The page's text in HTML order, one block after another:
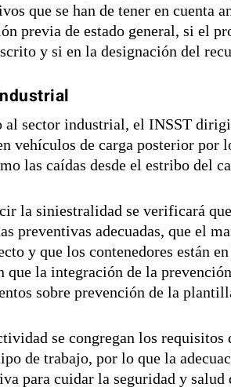
que se han de tener en cuenta
previa de estado general, si el
y si en la designación del
al sector industrial, el INSST
vehículos de carga posterior por
las caídas desde el estribo del
la siniestralidad se verificará
preventivas adecuadas, que el
y que los contenedores están
que la integración de la
sobre prevención de la
se congregan los
de trabajo, por lo que la
para cuidar la seguridad y salud